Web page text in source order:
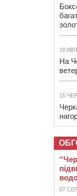
18
На
15
07